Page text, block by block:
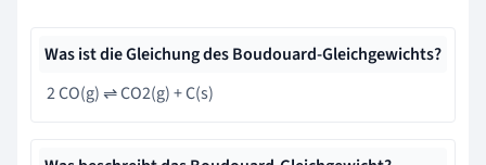
Was ist die Gleichung des Boudouard-Gleichgewichts?
2 CO(g) ⇌ CO2(g) + C(s)